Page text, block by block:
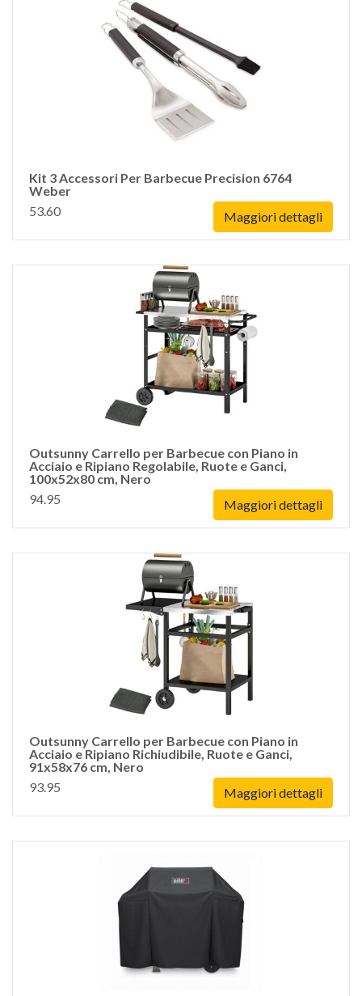
Kit 3 Accessori Per Barbecue Precision 6764
Weber
53.60
Maggiori dettagli
Outsunny Carrello per Barbecue con Piano in
Acciaio e Ripiano Regolabile, Ruote e Ganci,
100x52x80 cm, Nero
94.95
Maggiori dettagli
Outsunny Carrello per Barbecue con Piano in
Acciaio e Ripiano Richiudibile, Ruote e Ganci,
91x58x76 cm, Nero
93.95
Maggiori dettagli